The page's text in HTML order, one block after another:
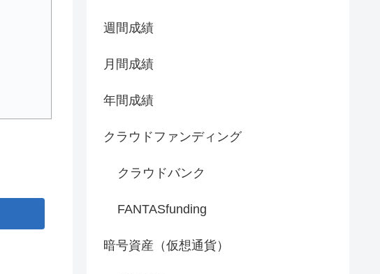
週間成績
月間成績
年間成績
クラウドファンディング
クラウドバンク
FANTASfunding
暗号資産（仮想通貨）